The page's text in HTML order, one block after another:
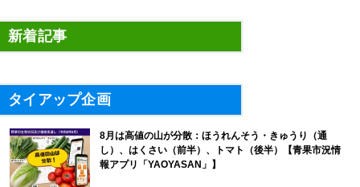
新着記事
タイアップ企画
8月は高値の山が分散：ほうれんそう・きゅうり（通
し）、はくさい（前半）、トマト（後半）【青果市況情
報アプリ「YAOYASAN」】